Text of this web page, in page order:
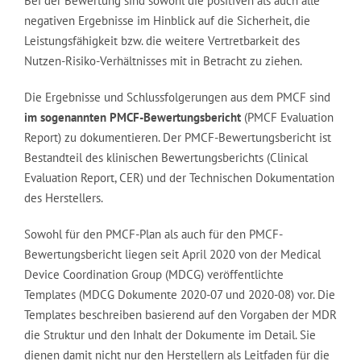
negativen Ergebnisse im Hinblick auf die Sicherheit, die
Leistungsfähigkeit bzw. die weitere Vertretbarkeit des
Nutzen-Risiko-Verhältnisses mit in Betracht zu ziehen.
Die Ergebnisse und Schlussfolgerungen aus dem PMCF sind
im sogenannten PMCF-Bewertungsbericht(PMCF Evaluation
Report) zu dokumentieren. Der PMCF-Bewertungsbericht ist
Bestandteil des klinischen Bewertungsberichts (Clinical
Evaluation Report, CER) und der Technischen Dokumentation
des Herstellers.
Sowohl für den PMCF-Plan als auch für den PMCF-
Bewertungsbericht liegen seit April 2020 von der Medical
Device Coordination Group (MDCG) veröffentlichte
Templates (MDCG Dokumente 2020-07 und 2020-08) vor. Die
Templates beschreiben basierend auf den Vorgaben der MDR
die Struktur und den Inhalt der Dokumente im Detail. Sie
dienen damit nicht nur den Herstellern als Leitfaden für die